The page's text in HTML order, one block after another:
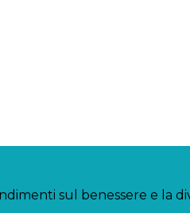
sul benessere e la